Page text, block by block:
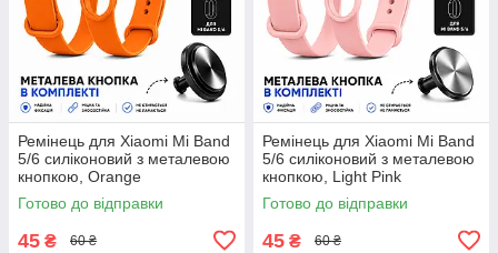
Ремінець для Xiaomi Mi Band
5/6 силіконовий з металевою
кнопкою, Orange
Готово до відправки
45 ₴ 60 ₴
Ремінець для Xiaomi Mi Band
5/6 силіконовий з металевою
кнопкою, Light Pink
Готово до відправки
45 ₴ 60 ₴